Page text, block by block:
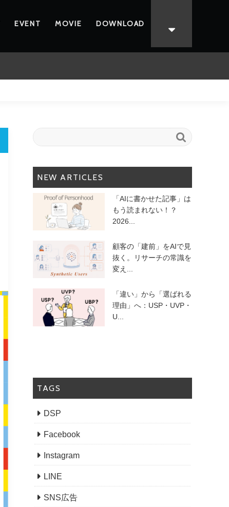
EVENT MOVIE DOWNLOAD

NEW ARTICLES
「AIに書かせた記事」は
もう読まれない！？
2026...
顧客の「建前」をAIで見
抜く。リサーチの常識を
変え...
「違い」から「選ばれる
理由」へ：USP・UVP・
U...
TAGS
DSP
Facebook
Instagram
LINE
SNS広告